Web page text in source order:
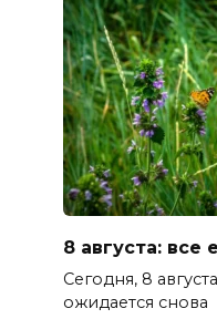
8 августа:
Сегодня, 8
ожидается снова